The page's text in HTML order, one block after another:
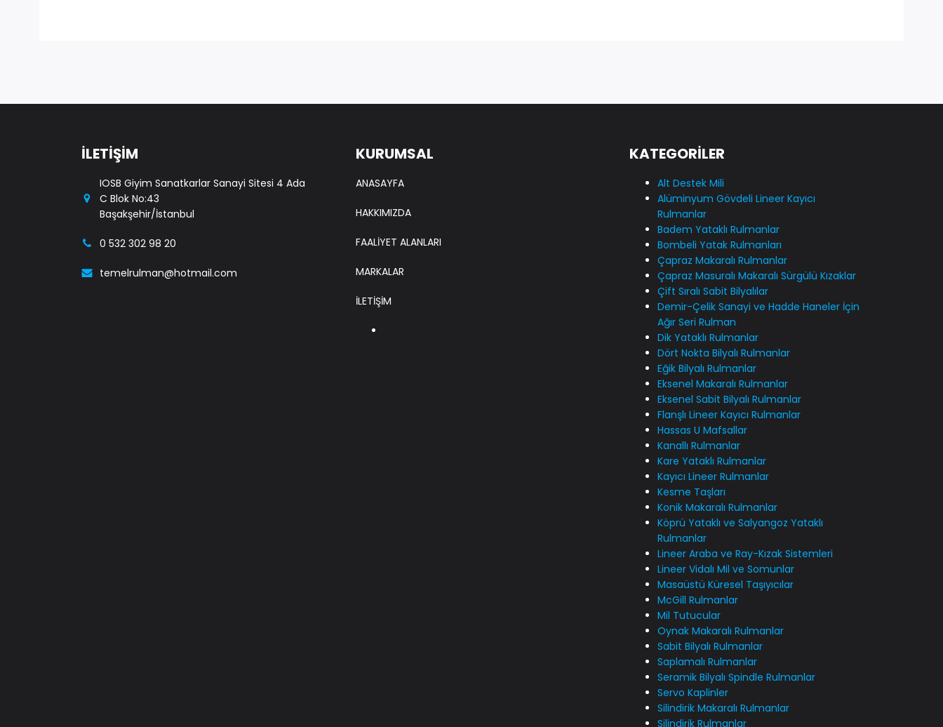
İLETİŞİM
IOSB Giyim Sanatkarlar Sanayi Sitesi 4 Ada
C Blok No:43
Başakşehir/İstanbul
0 532 302 98 20
temelrulman@hotmail.com
KURUMSAL
ANASAYFA
HAKKIMIZDA
FAALİYET ALANLARI
MARKALAR
İLETİŞİM
KATEGORİLER
Alt Destek Mili
Alüminyum Gövdeli Lineer Kayıcı
Rulmanlar
Badem Yataklı Rulmanlar
Bombeli Yatak Rulmanları
Çapraz Makaralı Rulmanlar
Çapraz Masuralı Makaralı Sürgülü Kızaklar
Çift Sıralı Sabit Bilyalılar
Demir-Çelik Sanayi ve Hadde Haneler İçin
Ağır Seri Rulman
Dik Yataklı Rulmanlar
Dört Nokta Bilyalı Rulmanlar
Eğik Bilyalı Rulmanlar
Eksenel Makaralı Rulmanlar
Eksenel Sabit Bilyalı Rulmanlar
Flanşlı Lineer Kayıcı Rulmanlar
Hassas U Mafsallar
Kanallı Rulmanlar
Kare Yataklı Rulmanlar
Kayıcı Lineer Rulmanlar
Kesme Taşları
Konik Makaralı Rulmanlar
Köprü Yataklı ve Salyangoz Yataklı
Rulmanlar
Lineer Araba ve Ray-Kızak Sistemleri
Lineer Vidalı Mil ve Somunlar
Masaüstü Küresel Taşıyıcılar
McGill Rulmanlar
Mil Tutucular
Oynak Makaralı Rulmanlar
Sabit Bilyalı Rulmanlar
Saplamalı Rulmanlar
Seramik Bilyalı Spindle Rulmanlar
Servo Kaplinler
Silindirik Makaralı Rulmanlar
Silindirik Rulmanlar